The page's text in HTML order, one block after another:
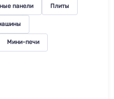
панели Плиты
Мини-печи